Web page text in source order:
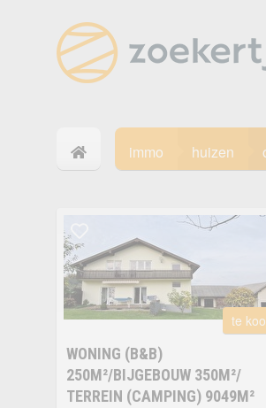
immo huizen
te
WONING (B&B)
250M²/BIJGEBOUW 350M²/
TERREIN (CAMPING) 9049M²